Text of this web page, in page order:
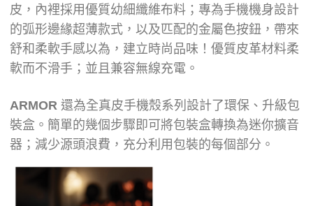
皮，內裡採用優質幼細纖維布料；專為手機機身設計
的弧形邊緣超薄款式，以及匹配的金屬色按鈕，帶來
舒和柔軟手感以為，建立時尚品味！優質皮革材料柔
軟而不滑手；並且兼容無線充電。
ARMOR 還為全真皮手機殼系列設計了環保、升級包
裝盒。簡單的幾個步驟即可將包裝盒轉換為迷你擴音
器； 減少源頭浪費，充分利用包裝的每個部分。